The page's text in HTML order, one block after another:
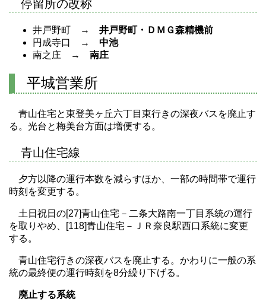
停留所の改称
井戸野町 → 井戸野町・ＤＭＧ森精機前
円成寺口 → 中池
南之庄 → 南庄
平城営業所
青山住宅と東登美ヶ丘六丁目東行きの深夜バスを廃止す
る。光台と梅美台方面は増便する。
青山住宅線
夕方以降の運行本数を減らすほか、一部の時間帯で運行
時刻を変更する。
土日祝日の[27]青山住宅－二条大路南一丁目系統の運行
を取りやめ、[118]青山住宅－ＪＲ奈良駅西口系統に変更
する。
青山住宅行きの深夜バスを廃止する。かわりに一般の系
統の最終便の運行時刻を8分繰り下げる。
廃止する系統